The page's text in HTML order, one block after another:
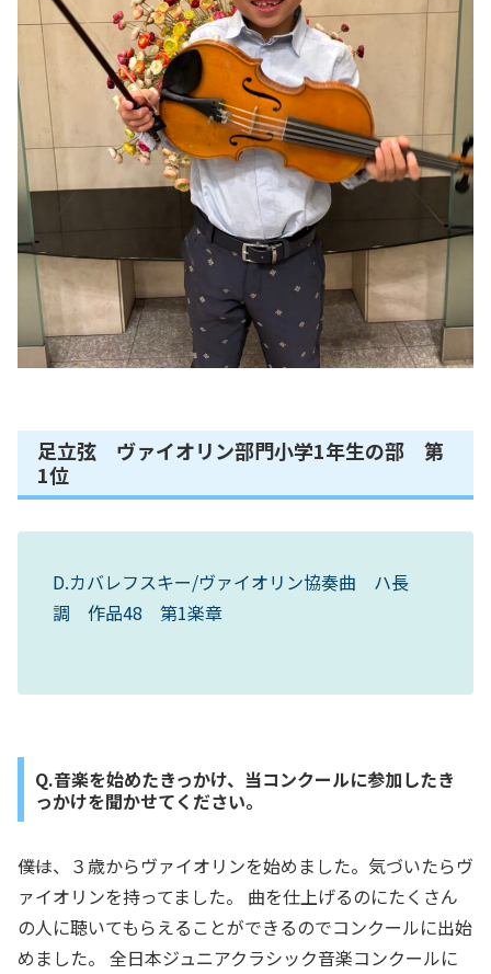
足立弦 ヴァイオリン部門小学1年生の部 第
1位
D.カバレフスキー/ヴァイオリン協奏曲 ハ長
調 作品48 第1楽章
Q.音楽を始めたきっかけ、当コンクールに参加したき
っかけを聞かせてください。
――僕は、３歳からヴァイオリンを始めました。気づいたらヴ
ァイオリンを持ってました。 曲を仕上げるのにたくさん
の人に聴いてもらえることができるのでコンクールに出始
めました。 全日本ジュニアクラシック音楽コンクールに